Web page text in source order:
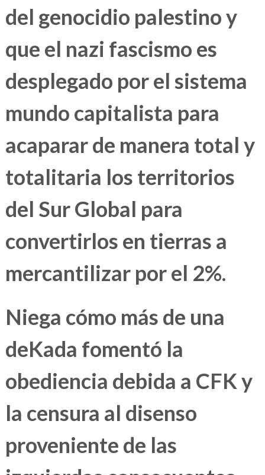
del genocidio palestino y
que el nazi fascismo es
desplegado por el sistema
mundo capitalista para
acaparar de manera total y
totalitaria los territorios
del Sur Global para
convertirlos en tierras a
mercantilizar por el 2%.
Niega cómo más de una
deKada fomentó la
obediencia debida a CFK y
la censura al disenso
proveniente de las